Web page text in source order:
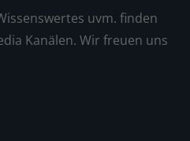
uvm. finden
Kanälen. Wir freuen uns